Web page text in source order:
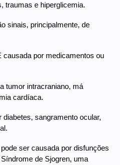
traumas e hiperglicemia.
sinais, principalmente, de
causada por medicamentos ou
tumor intracraniano, má
cardíaca.
diabetes, sangramento ocular,
pode ser causada por disfunções
de Sjogren, uma